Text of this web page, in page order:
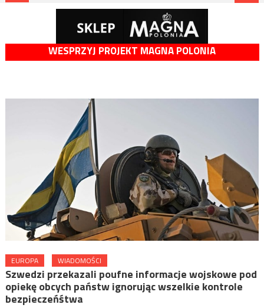
WESPRZYJ PROJEKT MAGNA POLONIA
EUROPA WIADOMOŚCI
Szwedzi przekazali poufne informacje wojskowe pod
opiekę obcych państw ignorując wszelkie kontrole
bezpieczeńśtwa